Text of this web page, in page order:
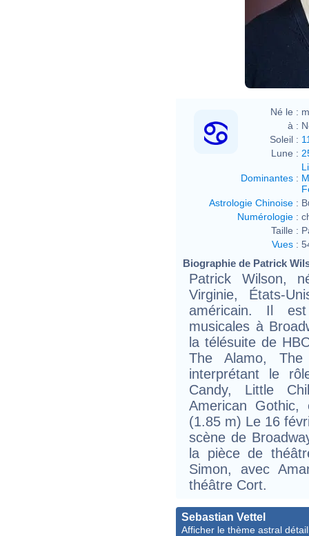
Né le :
à :
Soleil :
Lune :
Dominantes :
Astrologie Chinoise :
Numérologie :
Taille :
Vues :
Biographie de Patrick
Patrick Wilson,
Virginie, États-
américain. Il
musicales à
la télésuite de
The Alamo,
interprétant le
Candy, Little
American
(1.85 m) Le 16
scène de
la pièce de
Simon, avec
théâtre Cort.
Sebastian Vettel
Afficher le thème astral